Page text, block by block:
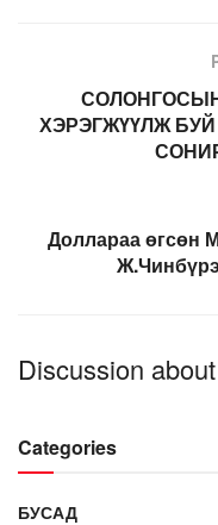
ХЭРЭГЖҮҮЛЖ
Доллараа өгсөн
Discussion
Categories
БУСАД